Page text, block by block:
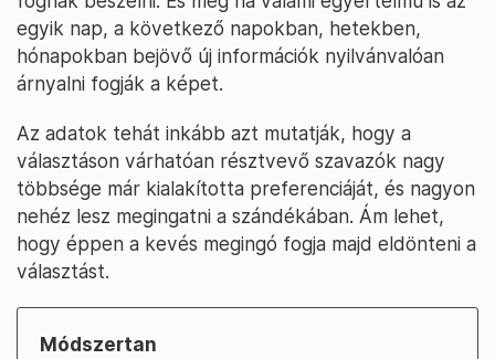
egyik nap, a következő napokban, hetekben,
hónapokban bejövő új információk nyilvánvalóan
árnyalni fogják a képet.
Az adatok tehát inkább azt mutatják, hogy a
választáson várhatóan résztvevő szavazók nagy
többsége már kialakította preferenciáját, és nagyon
nehéz lesz megingatni a szándékában. Ám lehet,
hogy éppen a kevés megingó fogja majd eldönteni a
választást.
Módszertan